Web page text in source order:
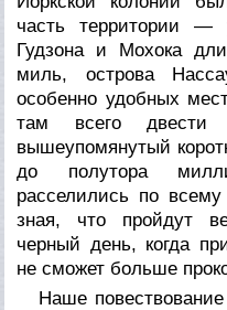
часть территории —
Гудзона и Мохока
миль, острова
особенно удобных
там всего
вышеупомянутый
до полутора
расселились по
зная, что пройдут
черный день, когда
не сможет больше
Наше